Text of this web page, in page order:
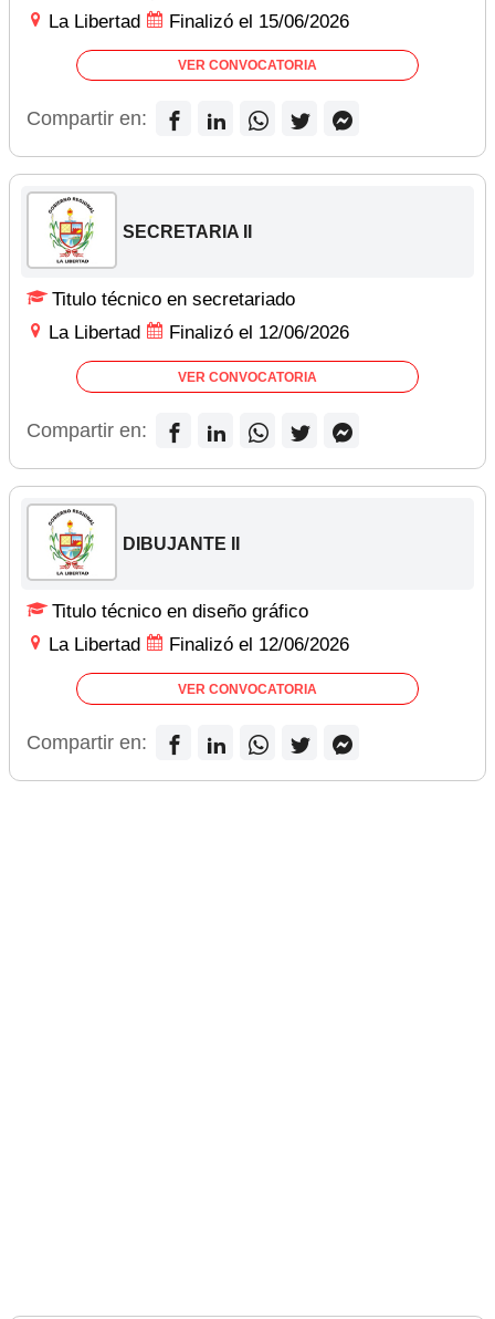
La Libertad
Finalizó el 15/06/2026
VER CONVOCATORIA
Compartir en:
SECRETARIA II
Titulo técnico en secretariado
La Libertad
Finalizó el 12/06/2026
VER CONVOCATORIA
Compartir en:
DIBUJANTE II
Titulo técnico en diseño gráfico
La Libertad
Finalizó el 12/06/2026
VER CONVOCATORIA
Compartir en: